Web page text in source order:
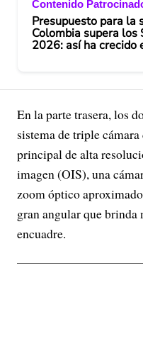
Contenido
Presupuesto para la
Colombia supera
2026: así ha crecido
En la parte trasera, los
sistema de triple
principal de alta
imagen (OIS), una
zoom óptico
gran angular que
encuadre.